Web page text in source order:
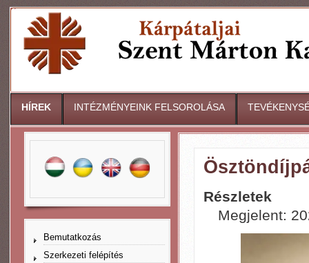
HÍREK INTÉZMÉNYEINK FELSOROLÁSA
Bemutatkozás
Szerkezeti felépítés
Részletek
Megjelent: